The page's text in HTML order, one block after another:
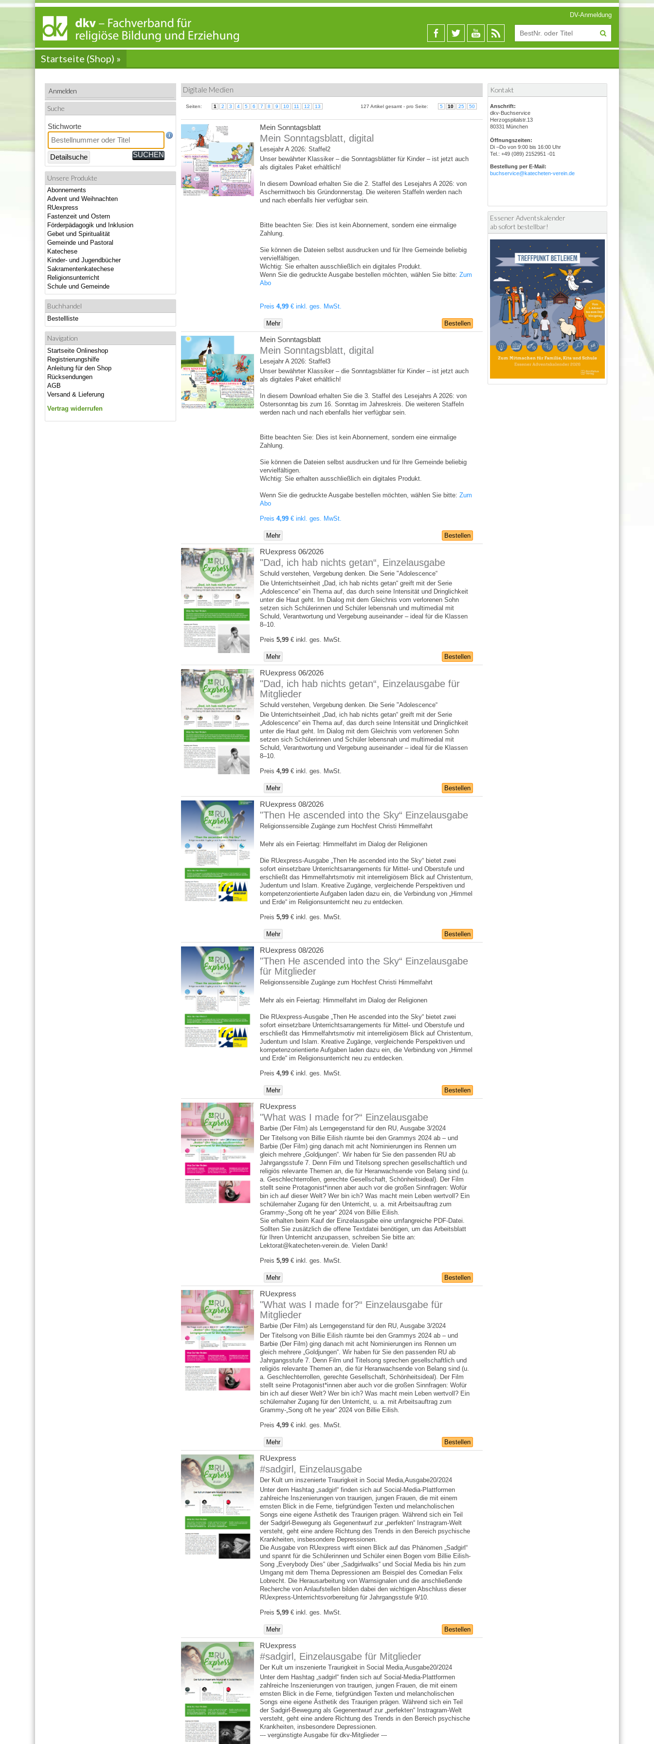
DV-Anmeldung
Startseite (Shop) »
Anmelden
Suche
Stichworte
Detailsuche
Unsere Produkte
Abonnements
Advent und Weihnachten
RUexpress
Fastenzeit und Ostern
Förderpädagogik und Inklusion
Gebet und Spiritualität
Gemeinde und Pastoral
Katechese
Kinder- und Jugendbücher
Sakramentenkatechese
Religionsunterricht
Schule und Gemeinde
Buchhandel
Bestellliste
Navigation
Startseite Onlineshop
Registrierungshilfe
Anleitung für den Shop
Rücksendungen
AGB
Versand & Lieferung
Vertrag widerrufen
Digitale Medien
Seiten: 1 2 3 4 5 6 7 8 9 10 11 12 13 127 Artikel gesamt - pro Seite: 5 10 25 50
Mein Sonntagsblatt
Mein Sonntagsblatt, digital
Lesejahr A 2026: Staffel2
Unser bewährter Klassiker – die Sonntagsblätter für Kinder – ist jetzt auch
als digitales Paket erhältlich!
In diesem Download erhalten Sie die 2. Staffel des Lesejahrs A 2026: von
Aschermittwoch bis Gründonnerstag. Die weiteren Staffeln werden nach
und nach ebenfalls hier verfügbar sein.
Bitte beachten Sie: Dies ist kein Abonnement, sondern eine einmalige
Zahlung.
Sie können die Dateien selbst ausdrucken und für Ihre Gemeinde beliebig
vervielfältigen.
Wichtig: Sie erhalten ausschließlich ein digitales Produkt.
Wenn Sie die gedruckte Ausgabe bestellen möchten, wählen Sie bitte: Zum
Abo
Preis 4,99 € inkl. ges. MwSt.
Bestellen
Mehr
Mein Sonntagsblatt
Mein Sonntagsblatt, digital
Lesejahr A 2026: Staffel3
Unser bewährter Klassiker – die Sonntagsblätter für Kinder – ist jetzt auch
als digitales Paket erhältlich!
In diesem Download erhalten Sie die 3. Staffel des Lesejahrs A 2026: von
Ostersonntag bis zum 16. Sonntag im Jahreskreis. Die weiteren Staffeln
werden nach und nach ebenfalls hier verfügbar sein.
Bitte beachten Sie: Dies ist kein Abonnement, sondern eine einmalige
Zahlung.
Sie können die Dateien selbst ausdrucken und für Ihre Gemeinde beliebig
vervielfältigen.
Wichtig: Sie erhalten ausschließlich ein digitales Produkt.
Wenn Sie die gedruckte Ausgabe bestellen möchten, wählen Sie bitte: Zum
Abo
Preis 4,99 € inkl. ges. MwSt.
Bestellen
Mehr
RUexpress 06/2026
"Dad, ich hab nichts getan“, Einzelausgabe
Schuld verstehen, Vergebung denken. Die Serie "Adolescence“
Die Unterrichtseinheit „Dad, ich hab nichts getan“ greift mit der Serie
„Adolescence“ ein Thema auf, das durch seine Intensität und Dringlichkeit
unter die Haut geht. Im Dialog mit dem Gleichnis vom verlorenen Sohn
setzen sich Schülerinnen und Schüler lebensnah und multimedial mit
Schuld, Verantwortung und Vergebung auseinander – ideal für die Klassen
8–10.
Preis 5,99 € inkl. ges. MwSt.
Bestellen
Mehr
RUexpress 06/2026
"Dad, ich hab nichts getan“, Einzelausgabe für
Mitglieder
Schuld verstehen, Vergebung denken. Die Serie "Adolescence“
Die Unterrichtseinheit „Dad, ich hab nichts getan“ greift mit der Serie
„Adolescence“ ein Thema auf, das durch seine Intensität und Dringlichkeit
unter die Haut geht. Im Dialog mit dem Gleichnis vom verlorenen Sohn
setzen sich Schülerinnen und Schüler lebensnah und multimedial mit
Schuld, Verantwortung und Vergebung auseinander – ideal für die Klassen
8–10.
Preis 4,99 € inkl. ges. MwSt.
Bestellen
Mehr
RUexpress 08/2026
"Then He ascended into the Sky“ Einzelausgabe
Religionssensible Zugänge zum Hochfest Christi Himmelfahrt
Mehr als ein Feiertag: Himmelfahrt im Dialog der Religionen
Die RUexpress-Ausgabe „Then He ascended into the Sky“ bietet zwei
sofort einsetzbare Unterrichtsarrangements für Mittel- und Oberstufe und
erschließt das Himmelfahrtsmotiv mit interreligiösem Blick auf Christentum,
Judentum und Islam. Kreative Zugänge, vergleichende Perspektiven und
kompetenzorientierte Aufgaben laden dazu ein, die Verbindung von „Himmel
und Erde“ im Religionsunterricht neu zu entdecken.
Preis 5,99 € inkl. ges. MwSt.
Bestellen
Mehr
RUexpress 08/2026
"Then He ascended into the Sky“ Einzelausgabe
für Mitglieder
Religionssensible Zugänge zum Hochfest Christi Himmelfahrt
Mehr als ein Feiertag: Himmelfahrt im Dialog der Religionen
Die RUexpress-Ausgabe „Then He ascended into the Sky“ bietet zwei
sofort einsetzbare Unterrichtsarrangements für Mittel- und Oberstufe und
erschließt das Himmelfahrtsmotiv mit interreligiösem Blick auf Christentum,
Judentum und Islam. Kreative Zugänge, vergleichende Perspektiven und
kompetenzorientierte Aufgaben laden dazu ein, die Verbindung von „Himmel
und Erde“ im Religionsunterricht neu zu entdecken.
Preis 4,99 € inkl. ges. MwSt.
Bestellen
Mehr
RUexpress
"What was I made for?“ Einzelausgabe
Barbie (Der Film) als Lerngegenstand für den RU, Ausgabe 3/2024
Der Titelsong von Billie Eilish räumte bei den Grammys 2024 ab – und
Barbie (Der Film) ging danach mit acht Nominierungen ins Rennen um
gleich mehrere „Goldjungen“. Wir haben für Sie den passenden RU ab
Jahrgangsstufe 7. Denn Film und Titelsong sprechen gesellschaftlich und
religiös relevante Themen an, die für Heranwachsende von Belang sind (u.
a. Geschlechterrollen, gerechte Gesellschaft, Schönheitsideal). Der Film
stellt seine Protagonist*innen aber auch vor die großen Sinnfragen: Wofür
bin ich auf dieser Welt? Wer bin ich? Was macht mein Leben wertvoll? Ein
schülernaher Zugang für den Unterricht, u. a. mit Arbeitsauftrag zum
Grammy-„Song oft he year“ 2024 von Billie Eilish.
Sie erhalten beim Kauf der Einzelausgabe eine umfangreiche PDF-Datei.
Sollten Sie zusätzlich die offene Textdatei benötigen, um das Arbeitsblatt
für Ihren Unterricht anzupassen, schreiben Sie bitte an:
Lektorat@katecheten-verein.de. Vielen Dank!
Preis 5,99 € inkl. ges. MwSt.
Bestellen
Mehr
RUexpress
"What was I made for?“ Einzelausgabe für
Mitglieder
Barbie (Der Film) als Lerngegenstand für den RU, Ausgabe 3/2024
Der Titelsong von Billie Eilish räumte bei den Grammys 2024 ab – und
Barbie (Der Film) ging danach mit acht Nominierungen ins Rennen um
gleich mehrere „Goldjungen“. Wir haben für Sie den passenden RU ab
Jahrgangsstufe 7. Denn Film und Titelsong sprechen gesellschaftlich und
religiös relevante Themen an, die für Heranwachsende von Belang sind (u.
a. Geschlechterrollen, gerechte Gesellschaft, Schönheitsideal). Der Film
stellt seine Protagonist*innen aber auch vor die großen Sinnfragen: Wofür
bin ich auf dieser Welt? Wer bin ich? Was macht mein Leben wertvoll? Ein
schülernaher Zugang für den Unterricht, u. a. mit Arbeitsauftrag zum
Grammy-„Song oft he year“ 2024 von Billie Eilish.
Preis 4,99 € inkl. ges. MwSt.
Bestellen
Mehr
RUexpress
#sadgirl, Einzelausgabe
Der Kult um inszenierte Traurigkeit in Social Media,Ausgabe20/2024
Unter dem Hashtag „sadgirl“ finden sich auf Social-Media-Plattformen
zahlreiche Inszenierungen von traurigen, jungen Frauen, die mit einem
ernsten Blick in die Ferne, tiefgründigen Texten und melancholischen
Songs eine eigene Ästhetik des Traurigen prägen. Während sich ein Teil
der Sadgirl-Bewegung als Gegenentwurf zur „perfekten“ Instragram-Welt
versteht, geht eine andere Richtung des Trends in den Bereich psychische
Krankheiten, insbesondere Depressionen.
Die Ausgabe von RUexpress wirft einen Blick auf das Phänomen „Sadgirl“
und spannt für die Schülerinnen und Schüler einen Bogen vom Billie Eilish-
Song „Everybody Dies“ über „Sadgirlwalks“ und Social Media bis hin zum
Umgang mit dem Thema Depressionen am Beispiel des Comedian Felix
Lobrecht. Die Herausarbeitung von Warnsignalen und die anschließende
Recherche von Anlaufstellen bilden dabei den wichtigen Abschluss dieser
RUexpress-Unterrichtsvorbereitung für Jahrgangsstufe 9/10.
Preis 5,99 € inkl. ges. MwSt.
Bestellen
Mehr
RUexpress
#sadgirl, Einzelausgabe für Mitglieder
Der Kult um inszenierte Traurigkeit in Social Media,Ausgabe20/2024
Unter dem Hashtag „sadgirl“ finden sich auf Social-Media-Plattformen
zahlreiche Inszenierungen von traurigen, jungen Frauen, die mit einem
ernsten Blick in die Ferne, tiefgründigen Texten und melancholischen
Songs eine eigene Ästhetik des Traurigen prägen. Während sich ein Teil
der Sadgirl-Bewegung als Gegenentwurf zur „perfekten“ Instragram-Welt
versteht, geht eine andere Richtung des Trends in den Bereich psychische
Krankheiten, insbesondere Depressionen.
--- vergünstigte Ausgabe für dkv-Mitglieder ---
Kontakt
Anschrift:
dkv-Buchservice
Herzogspitalstr.13
80331 München
Öffnungszeiten:
Di –Do von 9:00 bis 16:00 Uhr
Tel.: +49 (089) 2152951 -01
Bestellung per E-Mail:
buchservice@katecheten-verein.de
Essener Adventskalender
ab sofort bestellbar!